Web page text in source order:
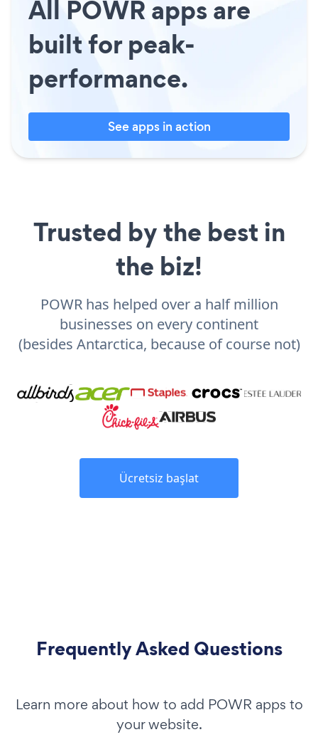
All POWR apps are
built for peak-
performance.
See apps in action
Trusted by the best in
the biz!
POWR has helped over a half million
businesses on every continent
(besides Antarctica, because of course not)
Ücretsiz başlat
Frequently Asked Questions
Learn more about how to add POWR apps to
your website.